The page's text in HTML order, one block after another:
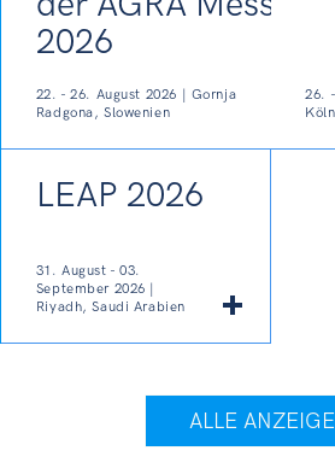
2026
22. - 26. August 2026 | Gornja
Radgona, Slowenien
26.
LEAP 2026
31. August - 03.
September 2026 |
Riyadh, Saudi Arabien
ALLE